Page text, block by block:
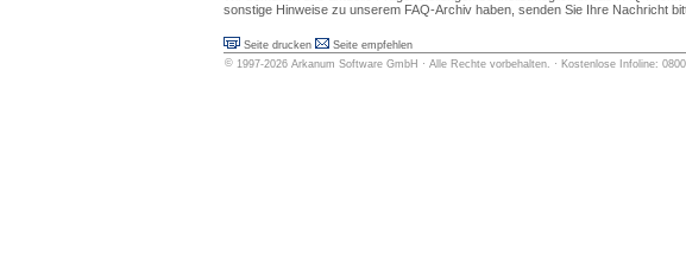
sonstige Hinweise zu unserem FAQ-Archiv haben, senden Sie Ihre Nachricht
Seite drucken Seite empfehlen
© 1997-2026 Arkanum Software GmbH · Alle Rechte vorbehalten. · Kostenlose Infoline: